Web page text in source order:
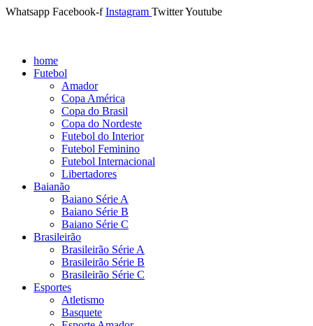
Whatsapp Facebook-f Instagram TwitterYoutube
home
Futebol
Amador
Copa América
Copa do Brasil
Copa do Nordeste
Futebol do Interior
Futebol Feminino
Futebol Internacional
Libertadores
Baianão
Baiano Série A
Baiano Série B
Baiano Série C
Brasileirão
Brasileirão Série A
Brasileirão Série B
Brasileirão Série C
Esportes
Atletismo
Basquete